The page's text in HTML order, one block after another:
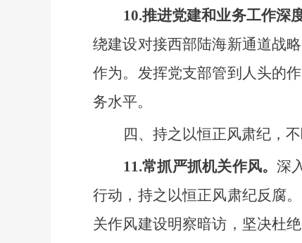
10.推进党建和业务工作深
绕建设对接西部陆海新通道战
作为。发挥党支部管到人头的
务水平。
四、持之以恒正风肃纪，
11.常抓严抓机关作风。深
行动，持之以恒正风肃纪反腐
关作风建设明察暗访，坚决杜